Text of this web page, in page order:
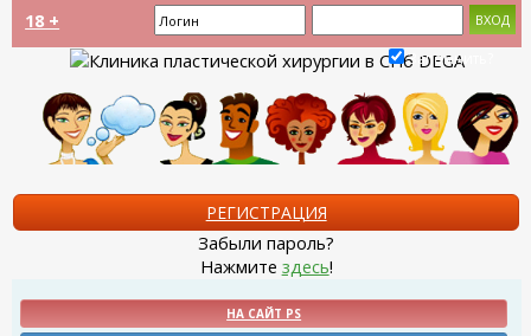
18 +
Запомнить?
РЕГИСТРАЦИЯ
Забыли пароль?
Нажмите здесь!
НА САЙТ PS